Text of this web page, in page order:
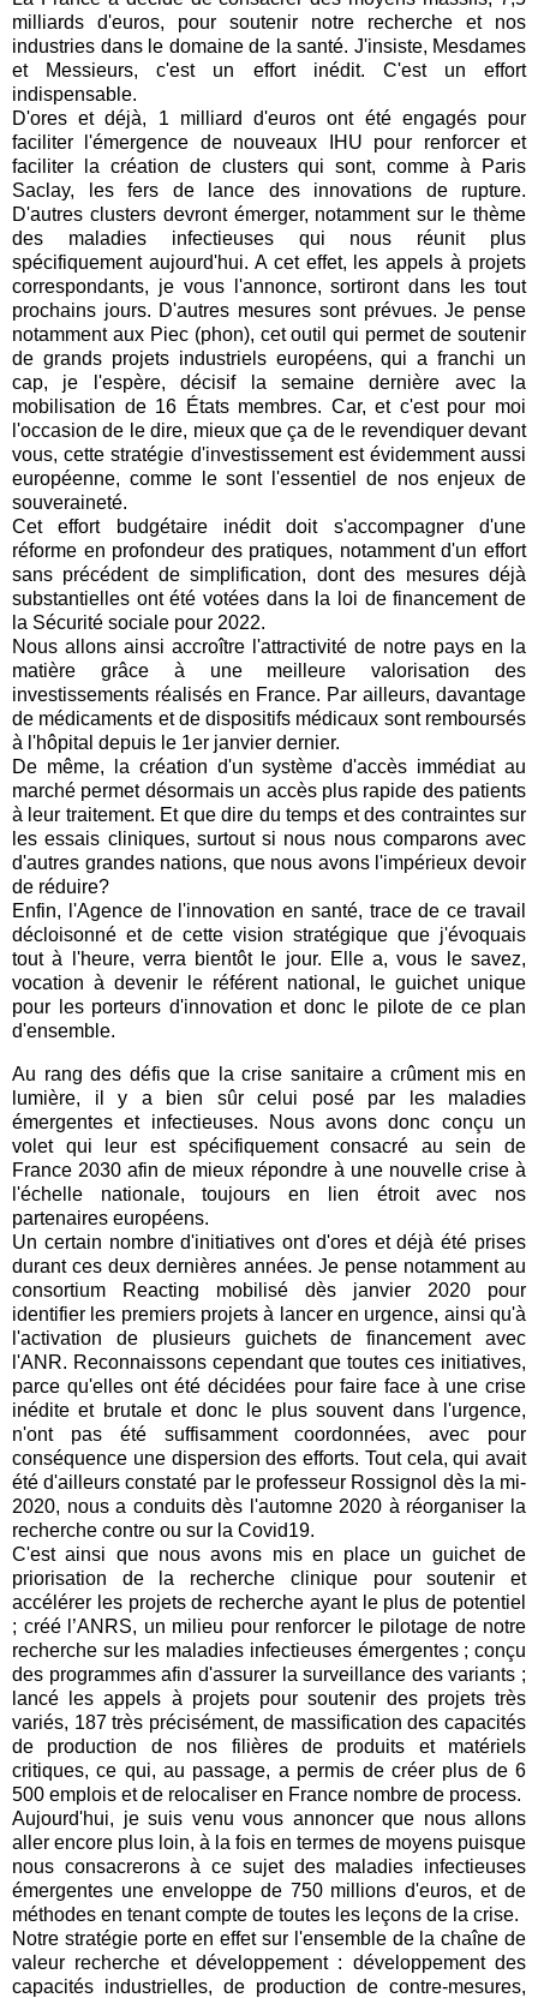
milliards d'euros, pour soutenir notre recherche et nos
industries dans le domaine de la santé. J'insiste, Mesdames
et Messieurs, c'est un effort inédit. C'est un effort
indispensable.
D'ores et déjà, 1 milliard d'euros ont été engagés pour
faciliter l'émergence de nouveaux IHU pour renforcer et
faciliter la création de clusters qui sont, comme à Paris
Saclay, les fers de lance des innovations de rupture.
D'autres clusters devront émerger, notamment sur le thème
des maladies infectieuses qui nous réunit plus
spécifiquement aujourd'hui. A cet effet, les appels à projets
correspondants, je vous l'annonce, sortiront dans les tout
prochains jours. D'autres mesures sont prévues. Je pense
notamment aux Piec (phon), cet outil qui permet de soutenir
de grands projets industriels européens, qui a franchi un
cap, je l'espère, décisif la semaine dernière avec la
mobilisation de 16 États membres. Car, et c'est pour moi
l'occasion de le dire, mieux que ça de le revendiquer devant
vous, cette stratégie d'investissement est évidemment aussi
européenne, comme le sont l'essentiel de nos enjeux de
souveraineté.
Cet effort budgétaire inédit doit s'accompagner d'une
réforme en profondeur des pratiques, notamment d'un effort
sans précédent de simplification, dont des mesures déjà
substantielles ont été votées dans la loi de financement de
la Sécurité sociale pour 2022.
Nous allons ainsi accroître l'attractivité de notre pays en la
matière grâce à une meilleure valorisation des
investissements réalisés en France. Par ailleurs, davantage
de médicaments et de dispositifs médicaux sont remboursés
à l'hôpital depuis le 1er janvier dernier.
De même, la création d'un système d'accès immédiat au
marché permet désormais un accès plus rapide des patients
à leur traitement. Et que dire du temps et des contraintes sur
les essais cliniques, surtout si nous nous comparons avec
d'autres grandes nations, que nous avons l'impérieux devoir
de réduire?
Enfin, l'Agence de l'innovation en santé, trace de ce travail
décloisonné et de cette vision stratégique que j'évoquais
tout à l'heure, verra bientôt le jour. Elle a, vous le savez,
vocation à devenir le référent national, le guichet unique
pour les porteurs d'innovation et donc le pilote de ce plan
d'ensemble.
Au rang des défis que la crise sanitaire a crûment mis en
lumière, il y a bien sûr celui posé par les maladies
émergentes et infectieuses. Nous avons donc conçu un
volet qui leur est spécifiquement consacré au sein de
France 2030 afin de mieux répondre à une nouvelle crise à
l'échelle nationale, toujours en lien étroit avec nos
partenaires européens.
Un certain nombre d'initiatives ont d'ores et déjà été prises
durant ces deux dernières années. Je pense notamment au
consortium Reacting mobilisé dès janvier 2020 pour
identifier les premiers projets à lancer en urgence, ainsi qu'à
l'activation de plusieurs guichets de financement avec
l'ANR. Reconnaissons cependant que toutes ces initiatives,
parce qu'elles ont été décidées pour faire face à une crise
inédite et brutale et donc le plus souvent dans l'urgence,
n'ont pas été suffisamment coordonnées, avec pour
conséquence une dispersion des efforts. Tout cela, qui avait
été d'ailleurs constaté par le professeur Rossignol dès la mi-
2020, nous a conduits dès l'automne 2020 à réorganiser la
recherche contre ou sur la Covid19.
C'est ainsi que nous avons mis en place un guichet de
priorisation de la recherche clinique pour soutenir et
accélérer les projets de recherche ayant le plus de potentiel
; créé l’ANRS, un milieu pour renforcer le pilotage de notre
recherche sur les maladies infectieuses émergentes ; conçu
des programmes afin d'assurer la surveillance des variants ;
lancé les appels à projets pour soutenir des projets très
variés, 187 très précisément, de massification des capacités
de production de nos filières de produits et matériels
critiques, ce qui, au passage, a permis de créer plus de 6
500 emplois et de relocaliser en France nombre de process.
Aujourd'hui, je suis venu vous annoncer que nous allons
aller encore plus loin, à la fois en termes de moyens puisque
nous consacrerons à ce sujet des maladies infectieuses
émergentes une enveloppe de 750 millions d'euros, et de
méthodes en tenant compte de toutes les leçons de la crise.
Notre stratégie porte en effet sur l'ensemble de la chaîne de
valeur recherche et développement : développement des
capacités industrielles, de production de contre-mesures,